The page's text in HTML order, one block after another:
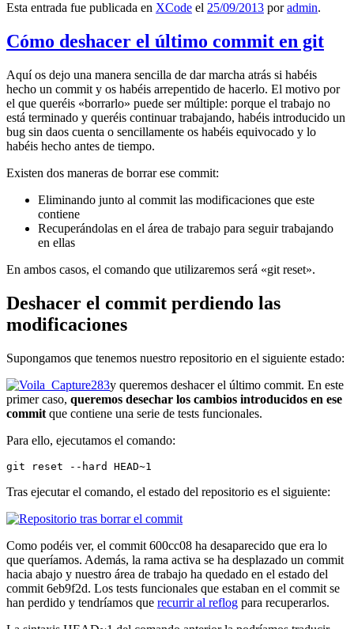
Esta entrada fue publicada en XCode el 25/09/2013 poradmin.
Cómo deshacer el último commit en git
Aquí os dejo una manera sencilla de dar marcha atrás si habéis
hecho un commit y os habéis arrepentido de hacerlo. El motivo por
el que queréis «borrarlo» puede ser múltiple: porque el trabajo no
está terminado y queréis continuar trabajando, habéis introducido un
bug sin daos cuenta o sencillamente os habéis equivocado y lo
habéis hecho antes de tiempo.
Existen dos maneras de borrar ese commit:
Eliminando junto al commit las modificaciones que este
contiene
Recuperándolas en el área de trabajo para seguir trabajando
en ellas
En ambos casos, el comando que utilizaremos será «git reset».
Deshacer el commit perdiendo las
modificaciones
Supongamos que tenemos nuestro repositorio en el siguiente estado:
y queremos deshacer el último commit. En este
primer caso, queremos desechar los cambios introducidos en ese
commit que contiene una serie de tests funcionales.
Para ello, ejecutamos el comando:
git reset --hard HEAD~1
Tras ejecutar el comando, el estado del repositorio es el siguiente:
Como podéis ver, el commit 600cc08 ha desaparecido que era lo
que queríamos. Además, la rama activa se ha desplazado un commit
hacia abajo y nuestro área de trabajo ha quedado en el estado del
commit 6eb9f2d. Los tests funcionales que estaban en el commit se
han perdido y tendríamos que recurrir al reflog para recuperarlos.